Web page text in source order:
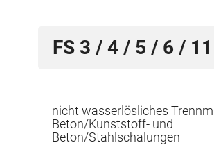
FS 3 / 4 / 5 / 6 /
nicht wasserlösliches
Beton/Kunststoff- und
Beton/Stahlschalungen